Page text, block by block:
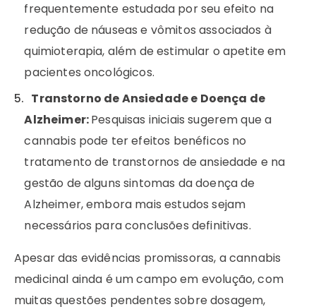
frequentemente estudada por seu efeito na
redução de náuseas e vômitos associados à
quimioterapia, além de estimular o apetite em
pacientes oncológicos.
Transtorno de Ansiedade e Doença de
Alzheimer:Pesquisas iniciais sugerem que a
cannabis pode ter efeitos benéficos no
tratamento de transtornos de ansiedade e na
gestão de alguns sintomas da doença de
Alzheimer, embora mais estudos sejam
necessários para conclusões definitivas.
Apesar das evidências promissoras, a cannabis
medicinal ainda é um campo em evolução, com
muitas questões pendentes sobre dosagem,